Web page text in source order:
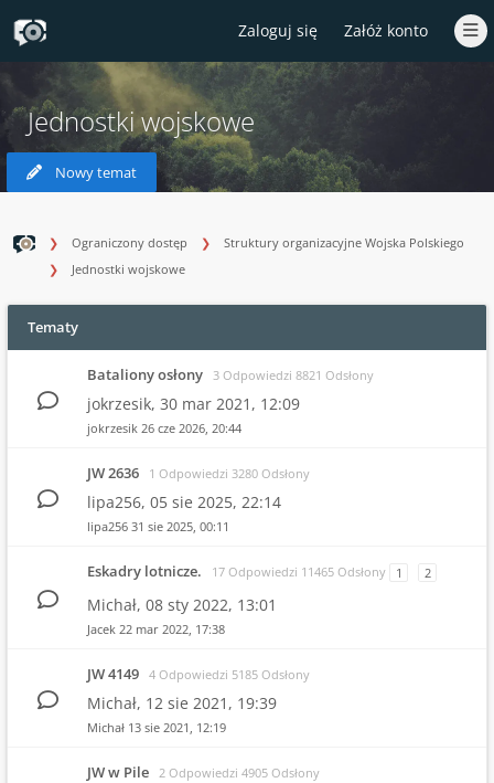
Zaloguj się Załóż konto
Jednostki wojskowe
Nowy temat
Ograniczony dostęp
Struktury organizacyjne Wojska Polskiego
Jednostki wojskowe
Tematy
Bataliony osłony 3 Odpowiedzi 8821 Odsłony
jokrzesik, 30 mar 2021, 12:09
jokrzesik 26 cze 2026, 20:44
JW 2636 1 Odpowiedzi 3280 Odsłony
lipa256, 05 sie 2025, 22:14
lipa256 31 sie 2025, 00:11
Eskadry lotnicze. 17 Odpowiedzi 11465 Odsłony 1 2
Michał, 08 sty 2022, 13:01
Jacek 22 mar 2022, 17:38
JW 4149 4 Odpowiedzi 5185 Odsłony
Michał, 12 sie 2021, 19:39
Michał 13 sie 2021, 12:19
JW w Pile 2 Odpowiedzi 4905 Odsłony